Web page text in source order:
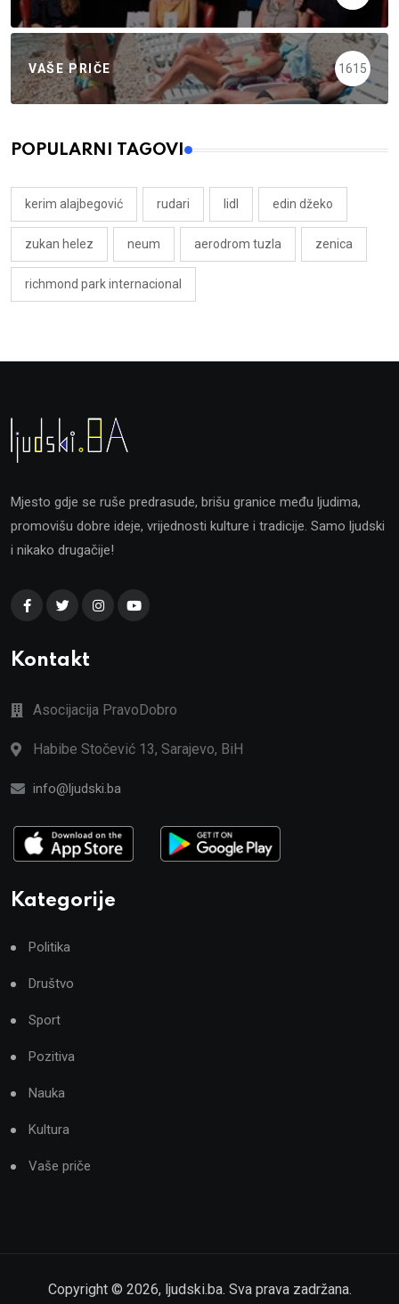
VAŠE PRIČE 1615
POPULARNI TAGOVI
kerim alajbegović rudari lidl edin džeko
zukan helez neum aerodrom tuzla zenica
richmond park internacional
Mjesto gdje se ruše predrasude, brišu granice među ljudima,
promovišu dobre ideje, vrijednosti kulture i tradicije. Samo ljudski
i nikako drugačije!
Kontakt
Asocijacija PravoDobro
Habibe Stočević 13, Sarajevo, BiH
info@ljudski.ba
Kategorije
Politika
Društvo
Sport
Pozitiva
Nauka
Kultura
Vaše priče
Copyright © 2026, ljudski.ba. Sva prava zadržana.